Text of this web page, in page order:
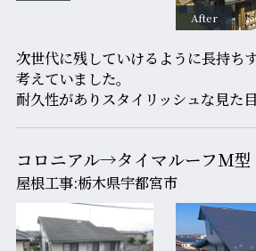
次世代に残していけるように長持ち
考えていました。
耐久性がありスタイリッシュな見た
コロニアル→タイマルーフＭ型
屋根工事:栃木県宇都宮市